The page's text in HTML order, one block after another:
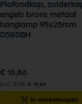
Plafondkap,
engels brons metaal
hanglamp 95x25mm
D580BH
€ 16,86
€ 13,93
In winkelwagen